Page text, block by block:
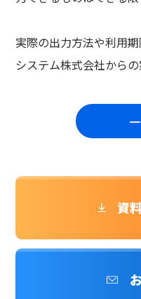
実際の出力方法や利用
システム株式会社から
資